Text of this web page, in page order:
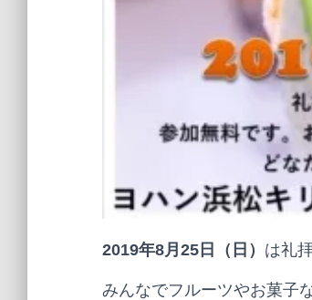
2019年8月25日（日） は礼
みんなでフルーツやお菓子